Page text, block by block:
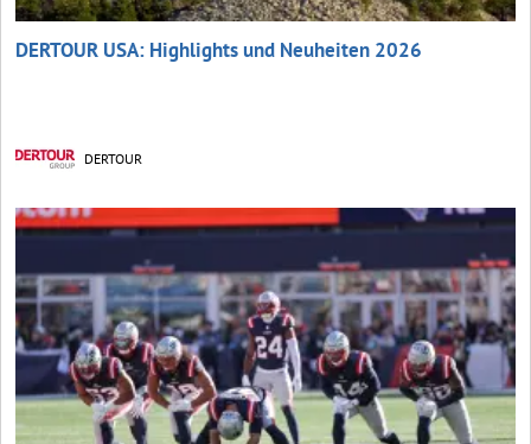
DERTOUR USA: Highlights und Neuheiten 2026
DERTOUR